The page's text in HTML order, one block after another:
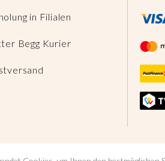
in Filialen
Begg Kurier